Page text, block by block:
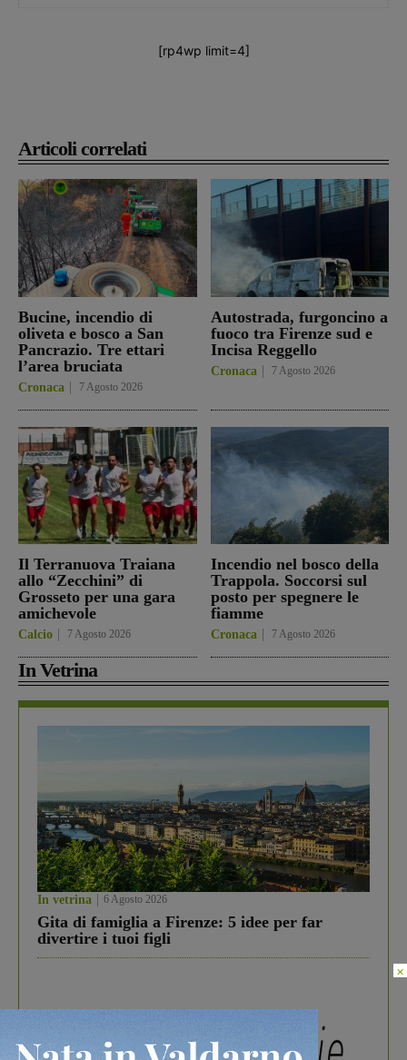
Articoli correlati
Bucine, incendio di
oliveta e bosco a San
Pancrazio. Tre ettari
l’area bruciata
Cronaca 7 Agosto 2026
Autostrada, furgoncino a
fuoco tra Firenze sud e
Incisa Reggello
Cronaca 7 Agosto 2026
Il Terranuova Traiana
allo “Zecchini” di
Grosseto per una gara
amichevole
Calcio 7 Agosto 2026
Incendio nel bosco della
Trappola. Soccorsi sul
posto per spegnere le
fiamme
Cronaca 7 Agosto 2026
In Vetrina
In vetrina 6 Agosto 2026
Gita di famiglia a Firenze: 5 idee per far
divertire i tuoi figli
[rp4wp limit=4]
×